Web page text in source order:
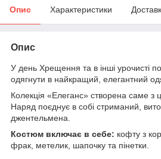
Опис Характеристики
Опис
У день Хрещення та в інші урочисті
одягнути в найкращий, елегантний
Колекція «Елеганс» створена саме з
Наряд поєднує в собі стриманий,
джентельмена.
Костюм включає в себе: кофту з
фрак, метелик, шапочку та пінетки.